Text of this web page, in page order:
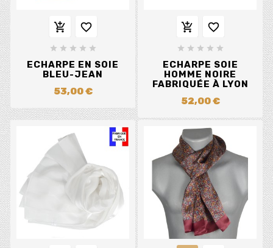
 
    
ECHARPE EN SOIE
BLEU-JEAN
53,00 €
 
    
ECHARPE SOIE
HOMME NOIRE
FABRIQUÉE À LYON
52,00 €